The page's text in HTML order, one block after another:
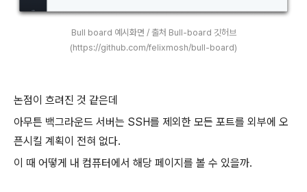
Bull board 예시화면 / 출처 Bull-board 깃허브
(https://github.com/felixmosh/bull-board)
논점이 흐려진 것 같은데
아무튼 백그라운드 서버는 SSH를 제외한 모든 포트를 외부에 오
픈시킬 계획이 전혀 없다.
이 때 어떻게 내 컴퓨터에서 해당 페이지를 볼 수 있을까.